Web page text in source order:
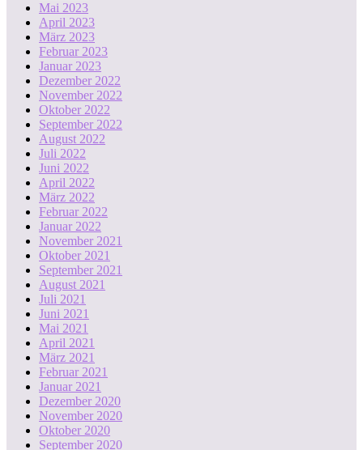
Mai 2023
April 2023
März 2023
Februar 2023
Januar 2023
Dezember 2022
November 2022
Oktober 2022
September 2022
August 2022
Juli 2022
Juni 2022
April 2022
März 2022
Februar 2022
Januar 2022
November 2021
Oktober 2021
September 2021
August 2021
Juli 2021
Juni 2021
Mai 2021
April 2021
März 2021
Februar 2021
Januar 2021
Dezember 2020
November 2020
Oktober 2020
September 2020